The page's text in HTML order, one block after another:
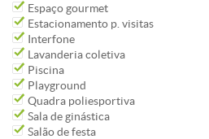
Espaço gourmet
Estacionamento p. visitas
Interfone
Lavanderia coletiva
Piscina
Playground
Quadra poliesportiva
Sala de ginástica
Salão de festa